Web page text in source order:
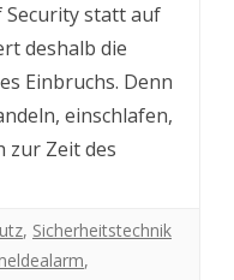
Security statt auf
deshalb die
Einbruchs. Denn
einschlafen,
zur Zeit des
, Sicherheitstechnik
,